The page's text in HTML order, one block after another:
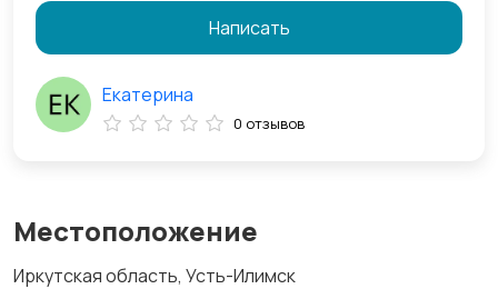
Написать
Екатерина
0 отзывов
Местоположение
Иркутская область, Усть-Илимск